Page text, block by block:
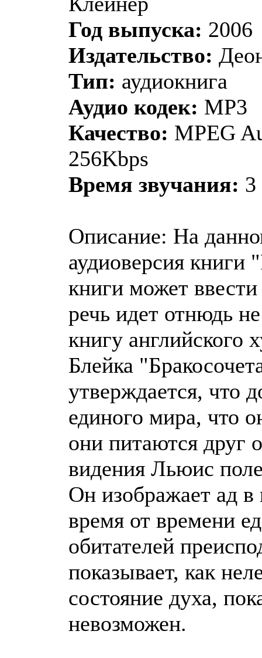
Год выпуска: 2006
Издательство:
Тип: аудиокнига
Аудио кодек: MP3
Качество: MPEG
256Kbps
Время звучания: 3
Описание: На
аудиоверсия книги
книги может
речь идет отнюдь
книгу английского
Блейка
утверждается, что
единого мира, что
они питаются друг
видения Льюис
Он изображает ад в
время от времени
обитателей
показывает, как
состояние духа,
невозможен.